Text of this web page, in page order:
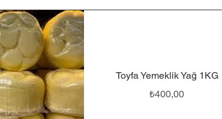
Toyfa Yemeklik Yağ 1KG
Fiyat
₺400,00